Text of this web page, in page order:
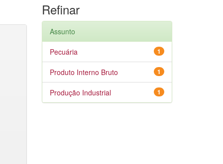
Refinar
Assunto
1
Pecuária
1
Produto Interno Bruto
1
Produção Industrial